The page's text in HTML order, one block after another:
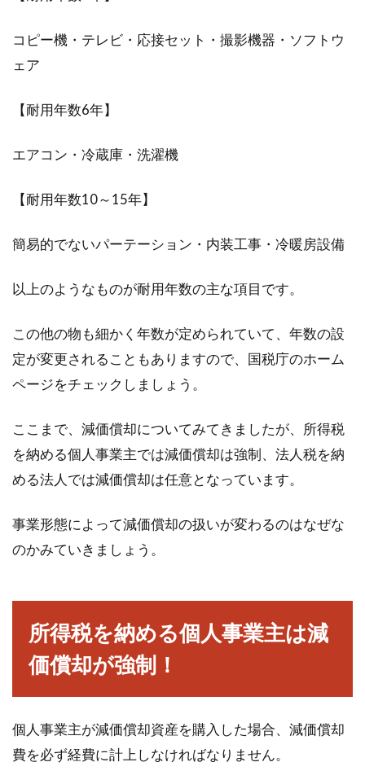
コピー機・テレビ・応接セット・撮影機器・ソフトウ
ェア
【耐用年数6年】
エアコン・冷蔵庫・洗濯機
【耐用年数10～15年】
簡易的でないパーテーション・内装工事・冷暖房設備
以上のようなものが耐用年数の主な項目です。
この他の物も細かく年数が定められていて、年数の設
定が変更されることもありますので、国税庁のホーム
ページをチェックしましょう。
ここまで、減価償却についてみてきましたが、所得税
を納める個人事業主では減価償却は強制、法人税を納
める法人では減価償却は任意となっています。
事業形態によって減価償却の扱いが変わるのはなぜな
のかみていきましょう。
所得税を納める個人事業主は減
価償却が強制！
個人事業主が減価償却資産を購入した場合、減価償却
費を必ず経費に計上しなければなりません。